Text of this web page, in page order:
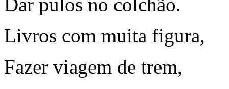
Livros com muita figura,
Fazer viagem de trem,